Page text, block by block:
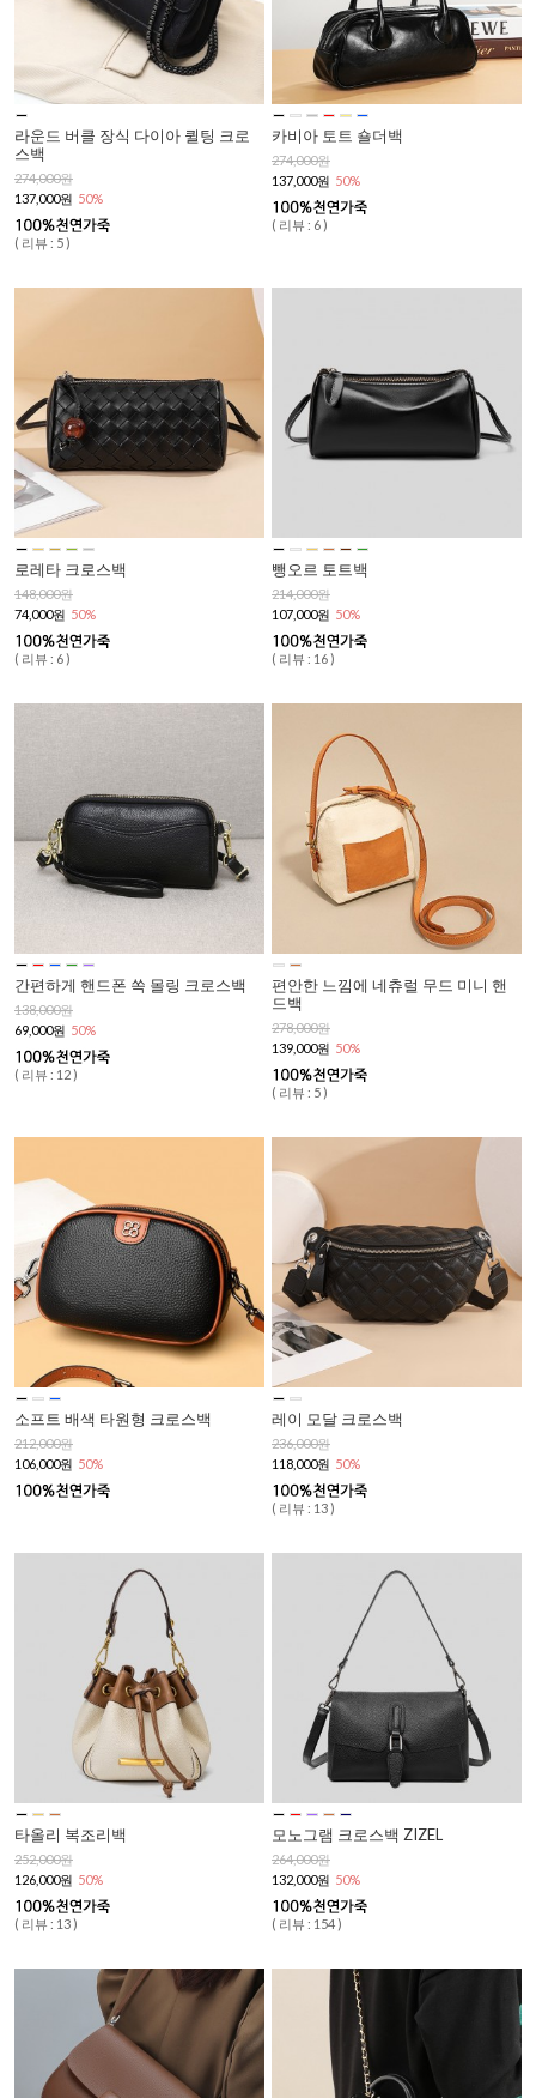
라운드 버클 장식 다이아 퀼팅 크로
스백
274,000원
137,000원 50%
( 리뷰 : 5 )
카비아 토트 숄더백
274,000원
137,000원 50%
( 리뷰 : 6 )
로레타 크로스백
148,000원
74,000원 50%
( 리뷰 : 6 )
뺑오르 토트백
214,000원
107,000원 50%
( 리뷰 : 16 )
간편하게 핸드폰 쏙 몰링 크로스백
138,000원
69,000원 50%
( 리뷰 : 12 )
편안한 느낌에 네츄럴 무드 미니 핸
드백
278,000원
139,000원 50%
( 리뷰 : 5 )
소프트 배색 타원형 크로스백
212,000원
106,000원 50%
레이 모달 크로스백
236,000원
118,000원 50%
( 리뷰 : 13 )
타올리 복조리백
252,000원
126,000원 50%
( 리뷰 : 13 )
모노그램 크로스백 ZIZEL
264,000원
132,000원 50%
( 리뷰 : 154 )